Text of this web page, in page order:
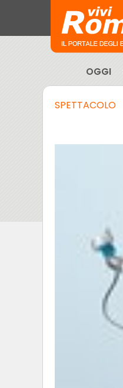
OGGI
SPETTACOLO